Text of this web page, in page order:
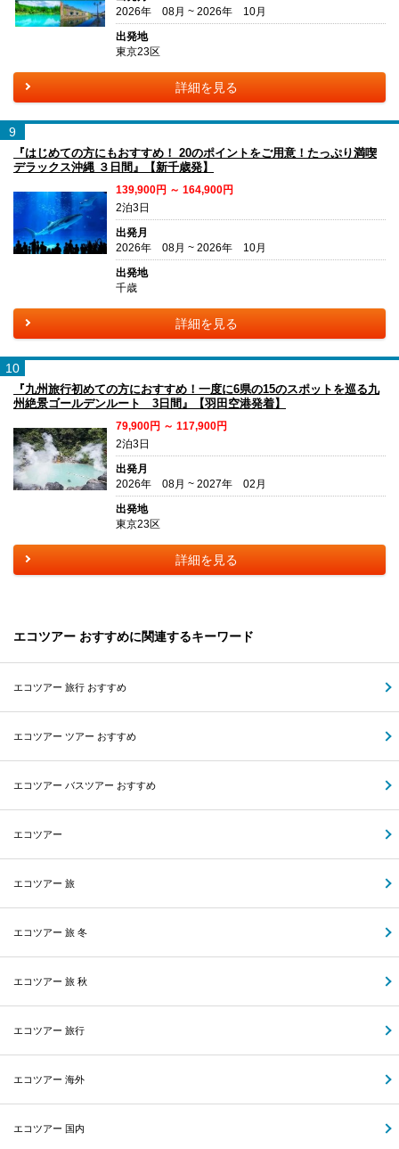
2026年 08月 ~ 2026年 10月
出発地
東京23区
詳細を見る
9
『はじめての方にもおすすめ！ 20のポイントをご用意！たっぷり満喫
デラックス沖縄 ３日間』【新千歳発】
139,900円 ～ 164,900円
2泊3日
出発月
2026年 08月 ~ 2026年 10月
出発地
千歳
詳細を見る
10
『九州旅行初めての方におすすめ！一度に6県の15のスポットを巡る九
州絶景ゴールデンルート 3日間』【羽田空港発着】
79,900円 ～ 117,900円
2泊3日
出発月
2026年 08月 ~ 2027年 02月
出発地
東京23区
詳細を見る
エコツアー おすすめに関連するキーワード
エコツアー 旅行 おすすめ
エコツアー ツアー おすすめ
エコツアー バスツアー おすすめ
エコツアー
エコツアー 旅
エコツアー 旅 冬
エコツアー 旅 秋
エコツアー 旅行
エコツアー 海外
エコツアー 国内